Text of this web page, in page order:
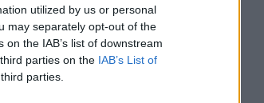
utilized by us or personal
may separately opt-out of the
the IAB’s list of downstream
parties on the IAB’s List of
parties.